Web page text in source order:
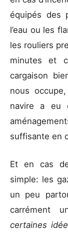
équipés des
l’eau ou les
les rouliers
minutes et
cargaison
nous
navire a eu
suffisante en
Et en cas
simple: les
un peu
carrément
certaines